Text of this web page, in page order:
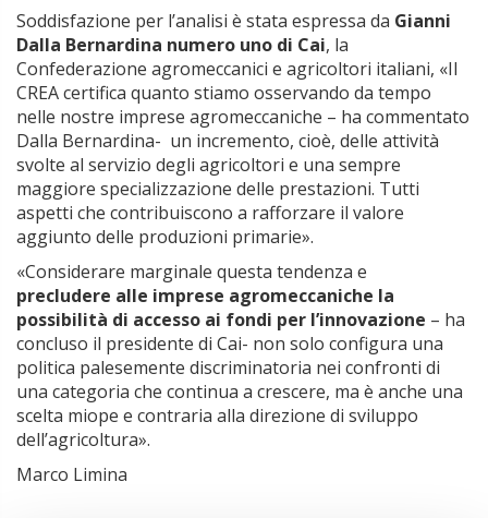
Soddisfazione per l’analisi è stata espressa da Gianni
Dalla Bernardina numero uno di Cai, la
Confederazione agromeccanici e agricoltori italiani, «Il
CREA certifica quanto stiamo osservando da tempo
nelle nostre imprese agromeccaniche – ha commentato
Dalla Bernardina- un incremento, cioè, delle attività
svolte al servizio degli agricoltori e una sempre
maggiore specializzazione delle prestazioni. Tutti
aspetti che contribuiscono a rafforzare il valore
aggiunto delle produzioni primarie».
«Considerare marginale questa tendenza e
precludere alle imprese agromeccaniche la
possibilità di accesso ai fondi per l’innovazione – ha
concluso il presidente di Cai- non solo configura una
politica palesemente discriminatoria nei confronti di
una categoria che continua a crescere, ma è anche una
scelta miope e contraria alla direzione di sviluppo
dell’agricoltura».
Marco Limina